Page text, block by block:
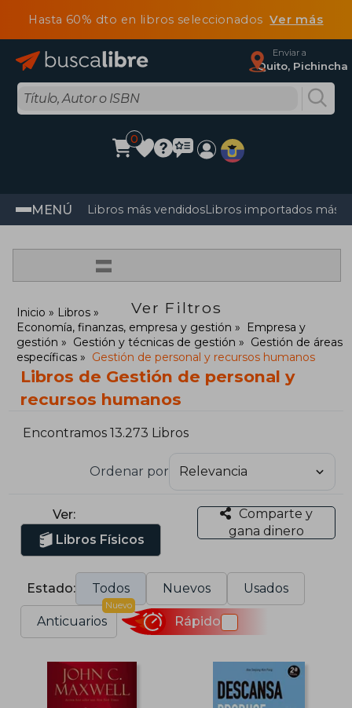
Hasta 60% dto en libros seleccionadosVer más
Enviar a
Quito, Pichincha
0
MENÚ Libros más vendidosLibros importados más
=
Ver Filtros
Inicio
Libros
Economía, finanzas, empresa y gestión
Empresa y
gestión
Gestión y técnicas de gestión
Gestión de áreas
específicas
Gestión de personal y recursos humanos
Libros de Gestión de personal y
recursos humanos
Encontramos 13.273 Libros
Ordenar por
Ver:
Libros Físicos
Comparte y
gana dinero
Estado: Todos Nuevos Usados
Anticuarios
Nuevo
Rápido